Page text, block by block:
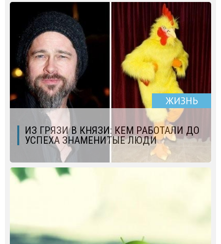
ЖИЗНЬ
ИЗ ГРЯЗИ В КНЯЗИ: КЕМ РАБОТАЛИ ДО
УСПЕХА ЗНАМЕНИТЫЕ ЛЮДИ